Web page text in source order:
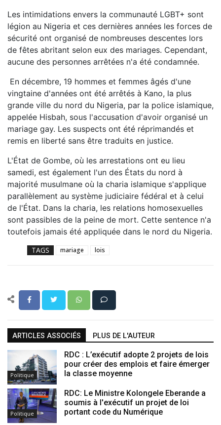
Les intimidations envers la communauté LGBT+ sont
légion au Nigeria et ces dernières années les forces de
sécurité ont organisé de nombreuses descentes lors
de fêtes abritant selon eux des mariages. Cependant,
aucune des personnes arrêtées n'a été condamnée.
En décembre, 19 hommes et femmes âgés d'une
vingtaine d'années ont été arrêtés à Kano, la plus
grande ville du nord du Nigeria, par la police islamique,
appelée Hisbah, sous l'accusation d'avoir organisé un
mariage gay. Les suspects ont été réprimandés et
remis en liberté sans être traduits en justice.
L'État de Gombe, où les arrestations ont eu lieu
samedi, est également l'un des États du nord à
majorité musulmane où la charia islamique s'applique
parallèlement au système judiciaire fédéral et à celui
de l'État. Dans la charia, les relations homosexuelles
sont passibles de la peine de mort. Cette sentence n'a
toutefois jamais été appliquée dans le nord du Nigeria.
TAGS mariage lois
ARTICLES ASSOCIÉS PLUS DE L'AUTEUR
Politique
RDC : L’exécutif adopte 2 projets de lois
pour créer des emplois et faire émerger
la classe moyenne
Politique
RDC: Le Ministre Kolongele Eberande a
soumis à l'exécutif un projet de loi
portant code du Numérique